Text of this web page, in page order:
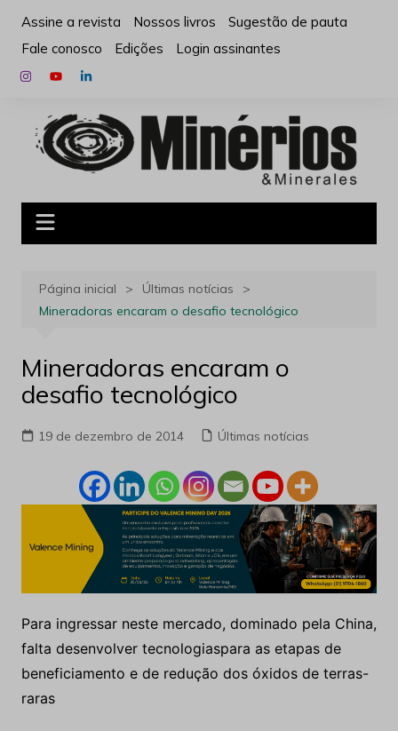
para
conteúdo
Assine a revista Nossos livros
Sugestão de pauta
Fale conosco
Edições Login assinantes
Página inicial
Últimas notícias
Mineradoras encaram o desafio tecnológico
Mineradoras encaram o
desafio tecnológico
19 de dezembro de 2014 Últimas notícias
Para ingressar neste mercado, dominado pela China,
falta desenvolver tecnologiaspara as etapas de
beneficiamento e de redução dos óxidos de terras-
raras